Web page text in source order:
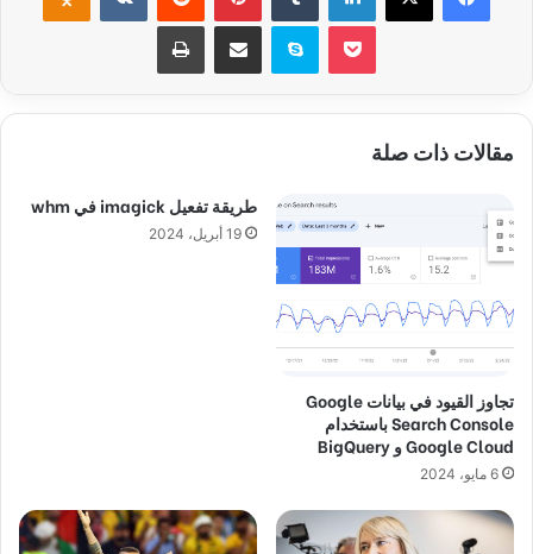
سكايب
مقالات ذات صلة
تجاوز القيود في بيانات Google
Search Console باستخدام
Google Cloud و BigQuery
6 مايو، 2024
طريقة تفعيل imagick في whm
19 أبريل، 2024